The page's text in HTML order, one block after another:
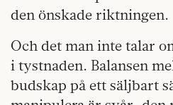
den önskade riktningen.
Och det man inte talar
i tystnaden. Balansen
budskap på ett säljbart